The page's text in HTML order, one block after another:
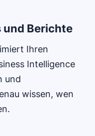
und Berichte
Ihren
Intelligence
und
wissen, wen